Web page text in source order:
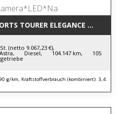
TOURER ELEGANCE
(netto 9.067,23 €),
Astra, Diesel, 104.147 km, 105
g/km, Kraftstoffverbrauch (kombiniert): 3,4